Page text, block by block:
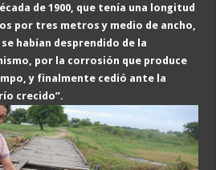
de 1900, que tenía una longitud
por tres metros y medio de ancho,
habían desprendido de la
por la corrosión que produce
y finalmente cedió ante la
crecido”.